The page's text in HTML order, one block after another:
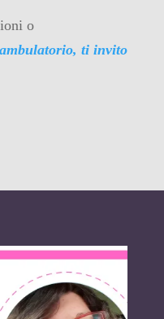
o
ti invito